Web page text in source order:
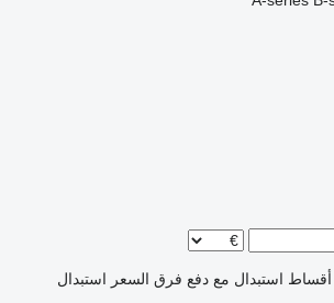
استبدال مع دفع فرق السعر استبدال